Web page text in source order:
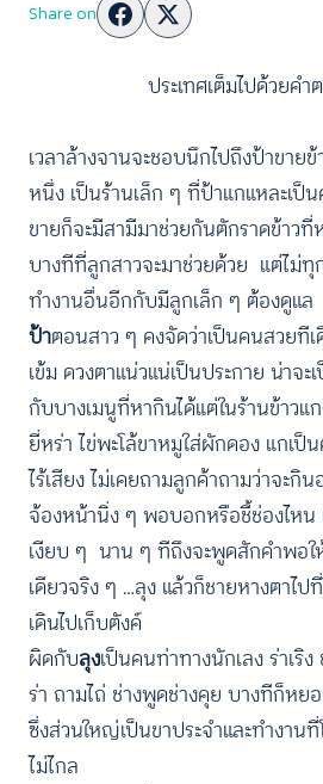
Share on
ประเทศเต็มไปด้วยค
เวลาล้างจานจะชอบนึกไปถึงป้าขาย
หนึ่ง เป็นร้านเล็ก ๆ ที่ป้าแกแหละเป็
ขายก็จะมีสามีมาช่วยกันตักราดข้าว
บางทีที่ลูกสาวจะมาช่วยด้วย แต่ไม่
ทำงานอื่นอีกกับมีลูกเล็ก ๆ ต้องดูแล
ป้าตอนสาว ๆ คงจัดว่าเป็นคนสวยที
เข้ม ดวงตาแน่วแน่เป็นประกาย น่าจ
กับบางเมนูที่หากินได้แต่ในร้านข้าวแ
ยี่หร่า ไข่พะโล้ขาหมูใส่ผักดอง แกเป็
ไร้เสียง ไม่เคยถามลูกค้าถามว่าจะกิ
จ้องหน้านิ่ง ๆ พอบอกหรือชี้ช่องไหน
เงียบ ๆ นาน ๆ ทีถึงจะพูดสักคำพอให้
เดียวจริง ๆ …ลุง แล้วก็ชายหางตาไป
เดินไปเก็บตังค์
ผิดกับลุงเป็นคนท่าทางนักเลง ร่าเริ
ร่า ถามไถ่ ช่างพูดช่างคุย บางทีก็ห
ซึ่งส่วนใหญ่เป็นขาประจำและทำงา
ไม่ไกล